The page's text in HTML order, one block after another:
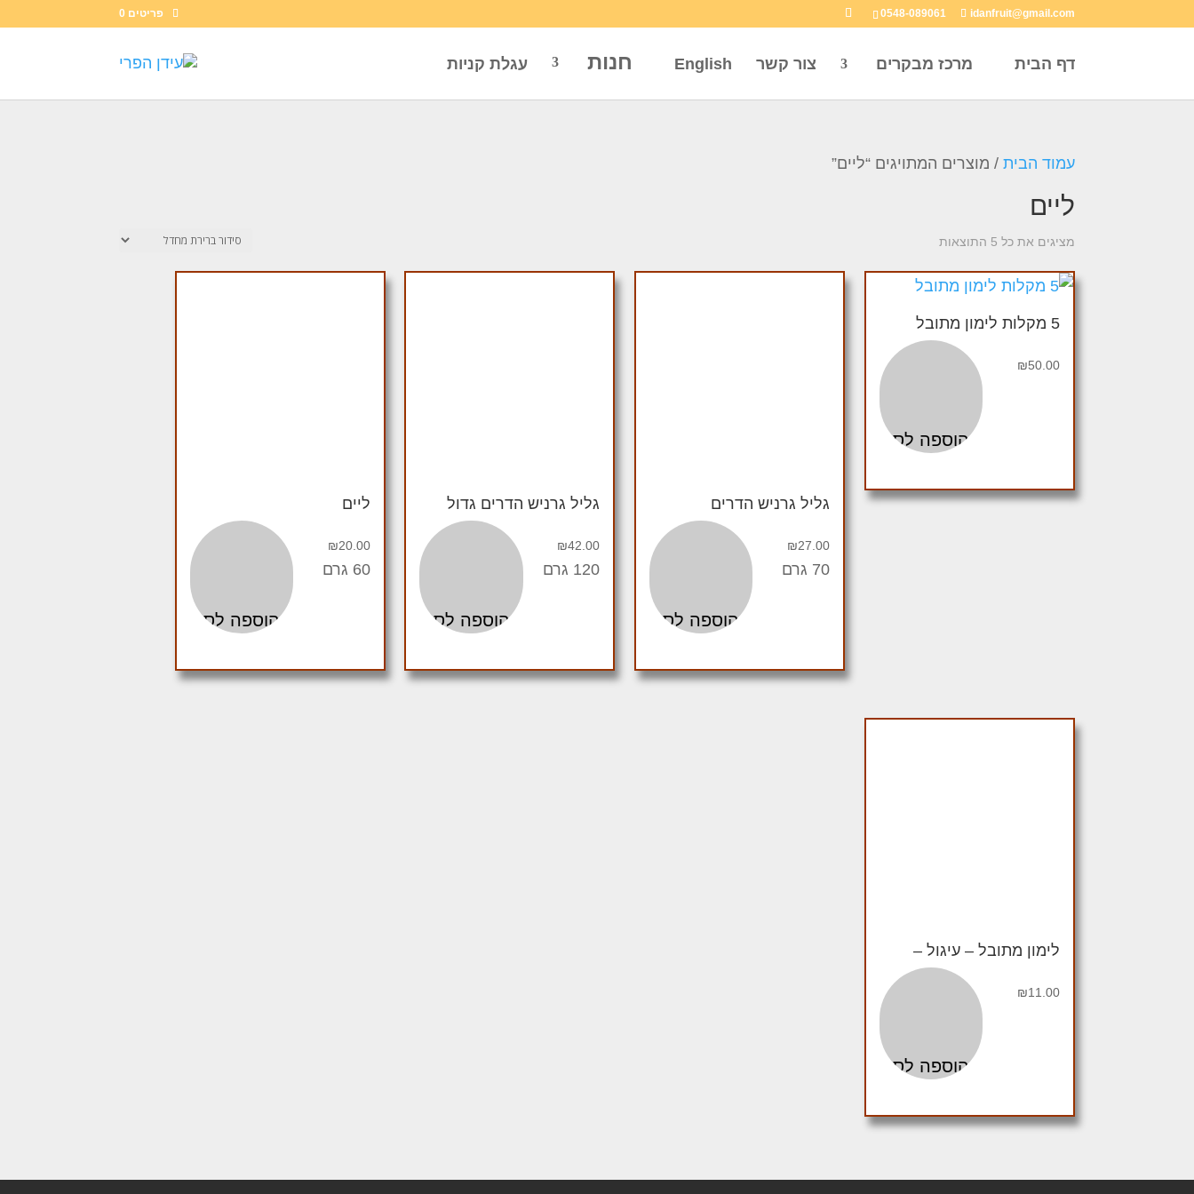
0548-089061 idanfruit@gmail.com פריטים 0
דף הבית מרכז מבקרים צור קשר English חנות עגלת קניות
עמוד הבית / מוצרים המתויגים “ליים”
ליים
מציגים את כל ⁦5⁩ התוצאות
5 מקלות לימון מתובל
₪50.00
הוספה לסל
גליל גרניש הדרים
₪27.00
הוספה לסל
70 גרם
גליל גרניש הדרים גדול
₪42.00
הוספה לסל
120 גרם
ליים
₪20.00
הוספה לסל
60 גרם
לימון מתובל – עיגול –
₪11.00
הוספה לסל